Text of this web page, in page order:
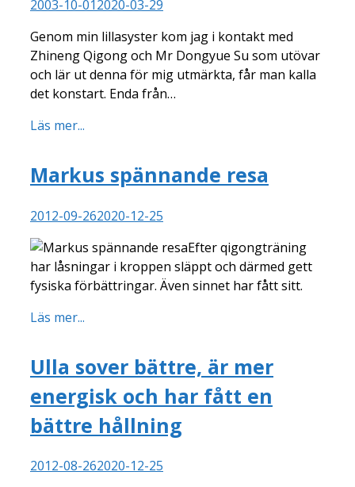
2003-10-012020-03-29
Genom min lillasyster kom jag i kontakt med
Zhineng Qigong och Mr Dongyue Su som utövar
och lär ut denna för mig utmärkta, får man kalla
det konstart. Enda från…
Läs mer...
Markus spännande resa
2012-09-262020-12-25
Efter qigongträning
har låsningar i kroppen släppt och därmed gett
fysiska förbättringar. Även sinnet har fått sitt.
Läs mer...
Ulla sover bättre, är mer
energisk och har fått en
bättre hållning
2012-08-262020-12-25